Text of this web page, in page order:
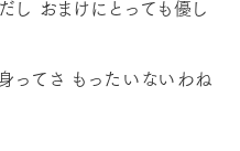
し おまけにとっても優し
ってさ もったいないわね